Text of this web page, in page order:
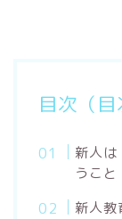
目次（目
新人は
うこと
新人教